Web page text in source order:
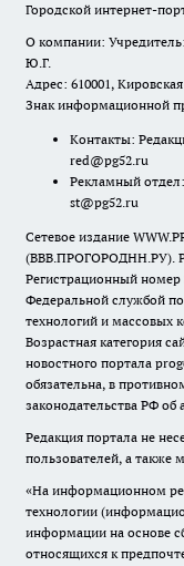
Городской интернет-
О компании:
Ю.Г.
Адрес: 610001,
Знак информационной
Контакты:
red@pg52.ru
Рекламный
st@pg52.ru
Сетевое издание
(ВВВ.ПРОГОРОДНН.РУ).
Регистрационный номер
Федеральной службой
технологий и массовых
Возрастная категория
новостного портала
обязательна, в
законодательства РФ
Редакция портала не
пользователей, а также
«На информационном
технологии
информации на основе
относящихся к